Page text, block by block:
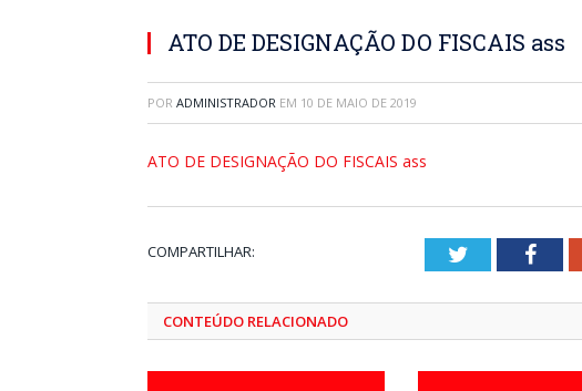
ATO DE DESIGNAÇÃO DO FISCAIS ass
POR ADMINISTRADOR EM 10 DE MAIO DE 2019
ATO DE DESIGNAÇÃO DO FISCAIS ass
COMPARTILHAR: Twitter
CONTEÚDO RELACIONADO